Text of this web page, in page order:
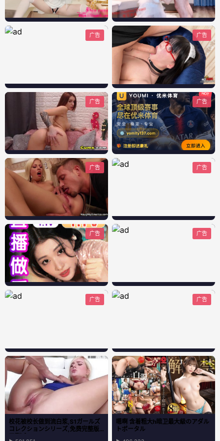
广告 广告
广告 广告
广告 广告
广告 广告
广告 广告
校花被校长做到流白浆,S1ガールズ
コレクションシリーズ,免费完整版
嗯啊 含着粗大h暗卫最大級のアダル
トポータル